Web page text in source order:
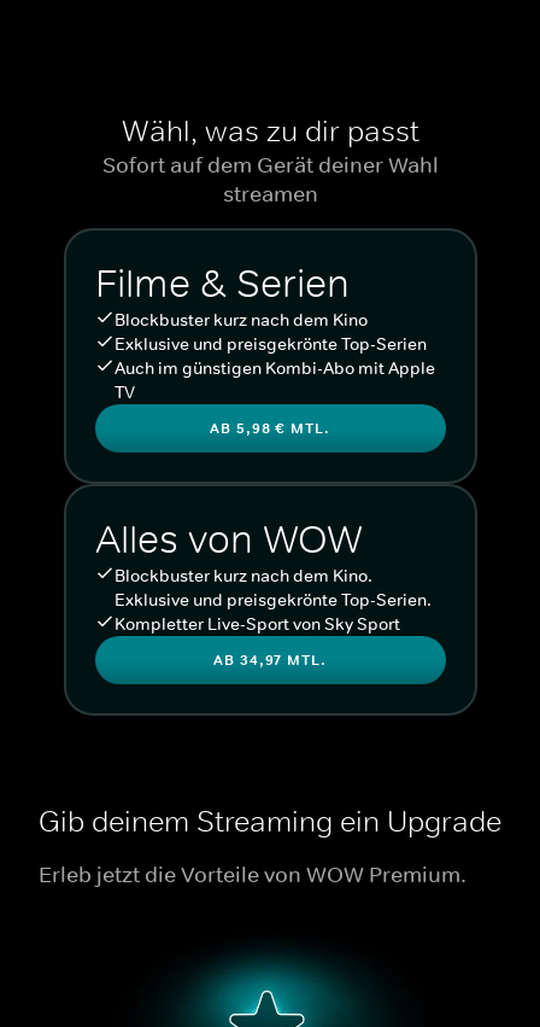
Wähl, was zu dir passt
Sofort auf dem Gerät deiner Wahl
streamen
Filme & Serien
Blockbuster kurz nach dem Kino
Exklusive und preisgekrönte Top-Serien
Auch im günstigen Kombi-Abo mit Apple
TV
AB 5,98 € MTL.
Alles von WOW
Blockbuster kurz nach dem Kino.
Exklusive und preisgekrönte Top-Serien.
Kompletter Live-Sport von Sky Sport
AB 34,97 MTL.
Gib deinem Streaming ein Upgrade
Erleb jetzt die Vorteile von WOW Premium.